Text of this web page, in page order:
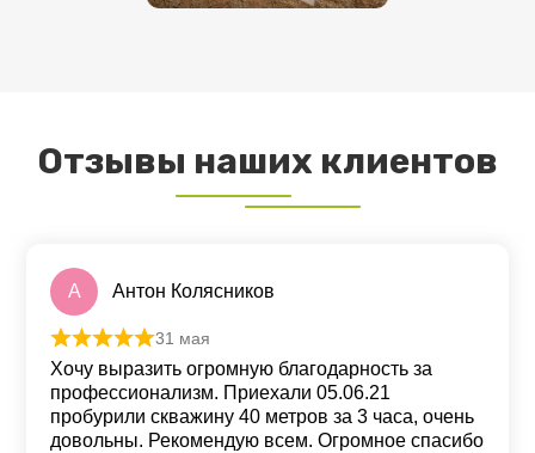
Отзывы наших клиентов
А Антон Колясников
Оценка5 из 5
31 мая
Хочу выразить огромную благодарность за
профессионализм. Приехали 05.06.21
пробурили скважину 40 метров за 3 часа, очень
довольны. Рекомендую всем. Огромное спасибо